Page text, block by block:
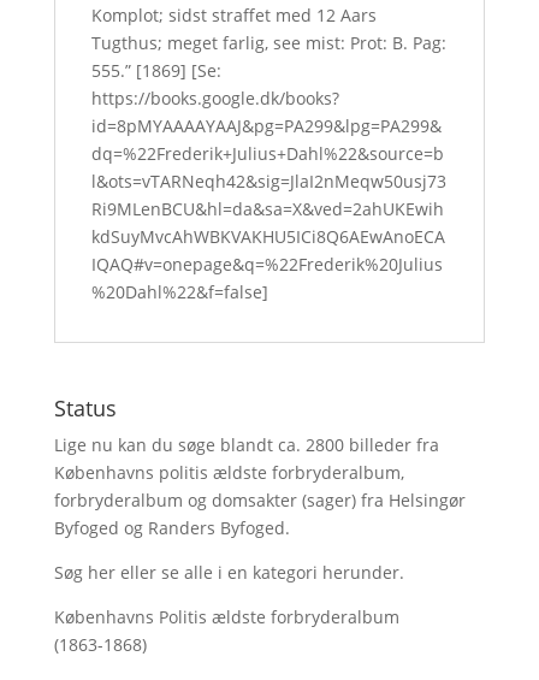
Komplot; sidst straffet med 12 Aars
Tugthus; meget farlig, see mist: Prot: B. Pag:
555.” [1869] [Se:
https://books.google.dk/books?
id=8pMYAAAAYAAJ&pg=PA299&lpg=PA299&
dq=%22Frederik+Julius+Dahl%22&source=b
l&ots=vTARNeqh42&sig=JlaI2nMeqw50usj73
Ri9MLenBCU&hl=da&sa=X&ved=2ahUKEwih
kdSuyMvcAhWBKVAKHU5ICi8Q6AEwAnoECA
IQAQ#v=onepage&q=%22Frederik%20Julius
%20Dahl%22&f=false]
Status
Lige nu kan du søge blandt ca. 2800 billeder fra
Københavns politis ældste forbryderalbum,
forbryderalbum og domsakter (sager) fra Helsingør
Byfoged og Randers Byfoged.
Søg hereller se alle i en kategori herunder.
Københavns Politis ældste forbryderalbum
(1863-1868)